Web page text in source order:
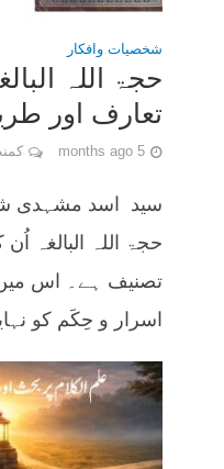
شخصیات وافکار
حجۃ اللہ
تعارف اور
5 months ago
سید اسد مشہدی
حجۃ اللہ البالغہ
تصنیف ہے۔ اس میں
اسرار و حِکَم کو